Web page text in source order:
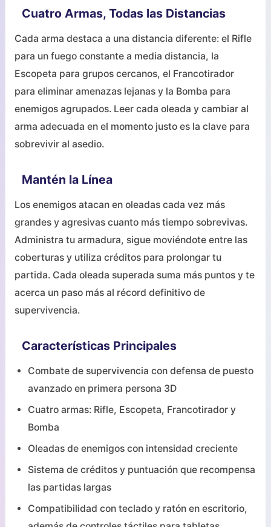
Cuatro Armas, Todas las Distancias
Cada arma destaca a una distancia diferente: el Rifle
para un fuego constante a media distancia, la
Escopeta para grupos cercanos, el Francotirador
para eliminar amenazas lejanas y la Bomba para
enemigos agrupados. Leer cada oleada y cambiar al
arma adecuada en el momento justo es la clave para
sobrevivir al asedio.
Mantén la Línea
Los enemigos atacan en oleadas cada vez más
grandes y agresivas cuanto más tiempo sobrevivas.
Administra tu armadura, sigue moviéndote entre las
coberturas y utiliza créditos para prolongar tu
partida. Cada oleada superada suma más puntos y te
acerca un paso más al récord definitivo de
supervivencia.
Características Principales
Combate de supervivencia con defensa de puesto
avanzado en primera persona 3D
Cuatro armas: Rifle, Escopeta, Francotirador y
Bomba
Oleadas de enemigos con intensidad creciente
Sistema de créditos y puntuación que recompensa
las partidas largas
Compatibilidad con teclado y ratón en escritorio,